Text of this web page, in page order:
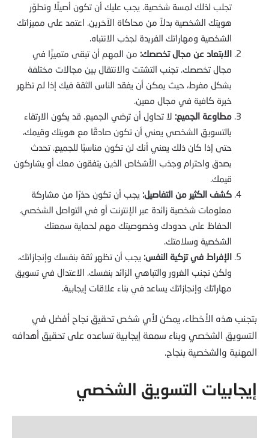
تجلب لذلك لمسة شخصية. يجب عليك أن تكون أصيلًا وتطوّر
هويتك الشخصية بدلاً من محاكاة الآخرين. اعتمد على مميزاتك
الشخصية ومهاراتك الفريدة لجذب الانتباه.
الابتعاد عن مجال تخصصك: من المهم أن تبقى متميزًا في
مجال تخصصك. تجنب التشتت والانتقال بين مجالات مختلفة
بشكل مفرط، حيث يمكن أن يفقد الناس الثقة فيك إذا لم تظهر
خبرة كافية في مجال معين.
مطاوعة الجميع: لا تحاول أن ترضي الجميع. قد يكون الارتقاء
بالتسويق الشخصي يعني أن تكون صادقًا مع هويتك وقيمك،
حتى إذا كان ذلك يعني أنك لن تكون مناسبًا للجميع. تحدث
بصدق واحترام وجذب الأشخاص الذين يتفقون معك أو يشاركون
قيمك.
كشف الكثير من التفاصيل: يجب أن تكون حذرًا من مشاركة
معلومات شخصية زائدة عبر الإنترنت أو في التواصل الشخصي.
الحفاظ على حدودك وخصوصيتك مهم لحماية سمعتك
الشخصية وسلامتك.
الإفراط في تزكية النفس: يجب أن تظهر ثقة بنفسك وإنجازاتك،
ولكن تجنب الغرور والتباهي الزائد بنفسك. الاعتدال في تسويق
مهاراتك وإنجازاتك يساعد في بناء علاقات إيجابية.
بتجنب هذه الأخطاء، يمكن لأي شخص تحقيق نجاح أفضل في
التسويق الشخصي وبناء سمعة إيجابية تساعده على تحقيق أهدافه
المهنية والشخصية بنجاح.
إيجابيات التسويق الشخصي